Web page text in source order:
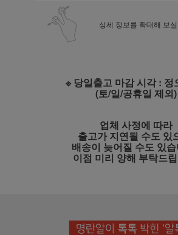
상세 정보를 확대해 보
※ 당일출고 마감 시각 : 정
(토/일/공휴일 제외)
업체 사정에 따라
출고가 지연될 수도 있
배송이 늦어질 수도 있
이점 미리 양해 부탁드